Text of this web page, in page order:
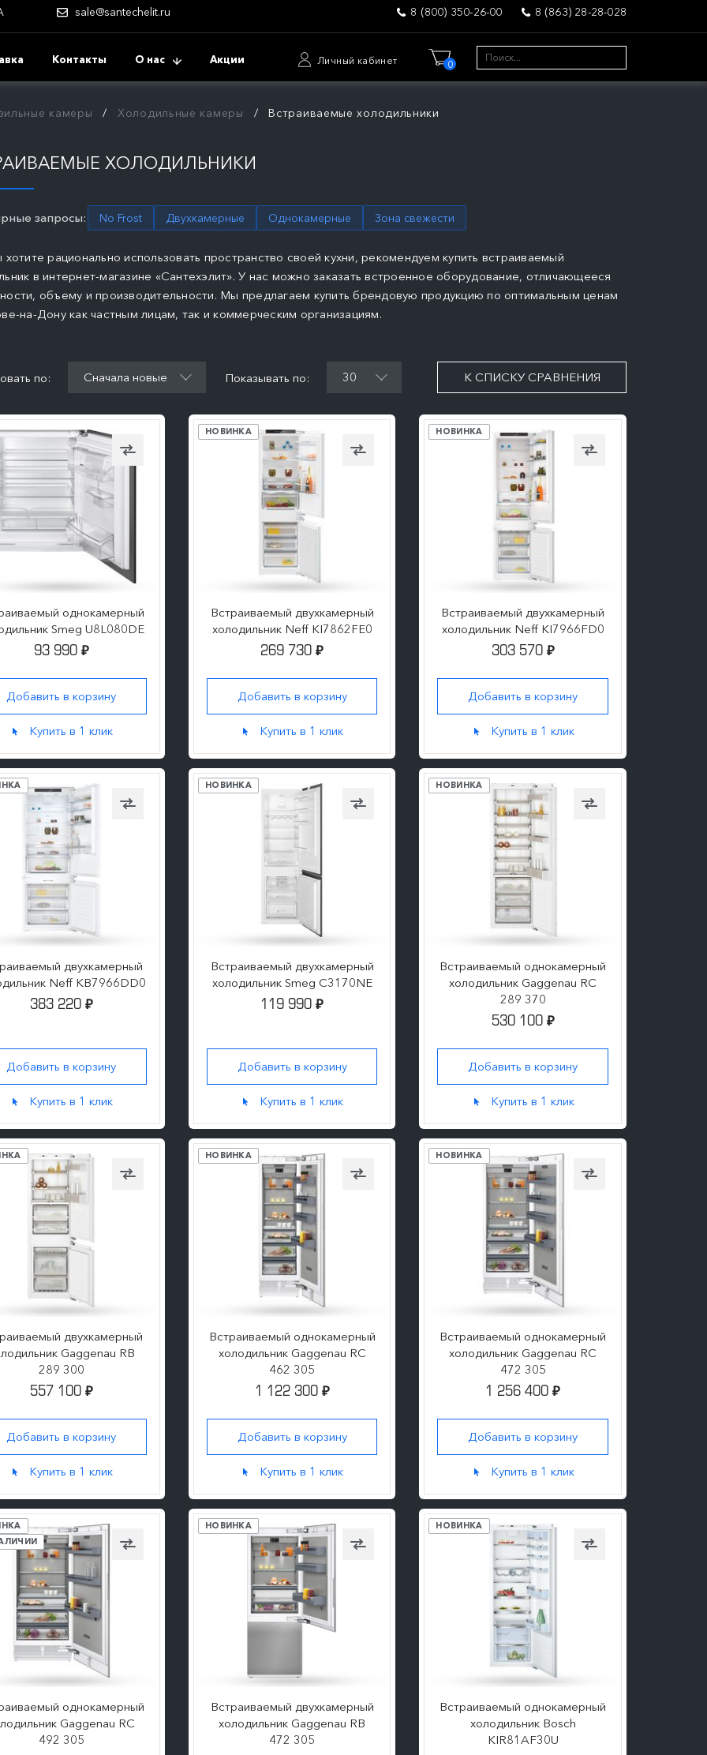
sale@santechelit.ru 8 (800) 350-26-00 8 (863) 28-28-028
Контакты О нас Акции Личный кабинет 0
камеры Холодильные камеры Встраиваемые холодильники
ХОЛОДИЛЬНИКИ
запросы: No Frost Двухкамерные Однокамерные Зона свежести
хотите рационально использовать пространство своей кухни, рекомендуем купить встраиваемый
в интернет-магазине «Сантехэлит». У нас можно заказать встроенное оборудование, отличающееся
объему и производительности. Мы предлагаем купить брендовую продукцию по оптимальным ценам
на-Дону как частным лицам, так и коммерческим организациям.
по: Сначала новые Показывать по: 30 К СПИСКУ СРАВНЕНИЯ
однокамерный
Smeg U8L080DE
93 990 ₽
Добавить в корзину
Купить в 1 клик
НОВИНКА
Встраиваемый двухкамерный
холодильник Neff KI7862FE0
269 730₽
Добавить в корзину
Купить в 1 клик
НОВИНКА
Встраиваемый двухкамерный
холодильник Neff KI7966FD0
303 570 ₽
Добавить в корзину
Купить в 1 клик
двухкамерный
Neff KB7966DD0
383 220 ₽
Добавить в корзину
Купить в 1 клик
НОВИНКА
Встраиваемый двухкамерный
холодильник Smeg C3170NE
119 990₽
Добавить в корзину
Купить в 1 клик
НОВИНКА
Встраиваемый однокамерный
холодильник Gaggenau RC
289 370
530 100 ₽
Добавить в корзину
Купить в 1 клик
двухкамерный
Gaggenau RB
289 300
557 100 ₽
Добавить в корзину
Купить в 1 клик
НОВИНКА
Встраиваемый однокамерный
холодильник Gaggenau RC
462 305
1 122 300 ₽
Добавить в корзину
Купить в 1 клик
НОВИНКА
Встраиваемый однокамерный
холодильник Gaggenau RC
472 305
1 256 400₽
Добавить в корзину
Купить в 1 клик
однокамерный
Gaggenau RC
492 305
НОВИНКА
Встраиваемый двухкамерный
холодильник Gaggenau RB
472 305
НОВИНКА
Встраиваемый однокамерный
холодильник Bosch
KIR81AF30U